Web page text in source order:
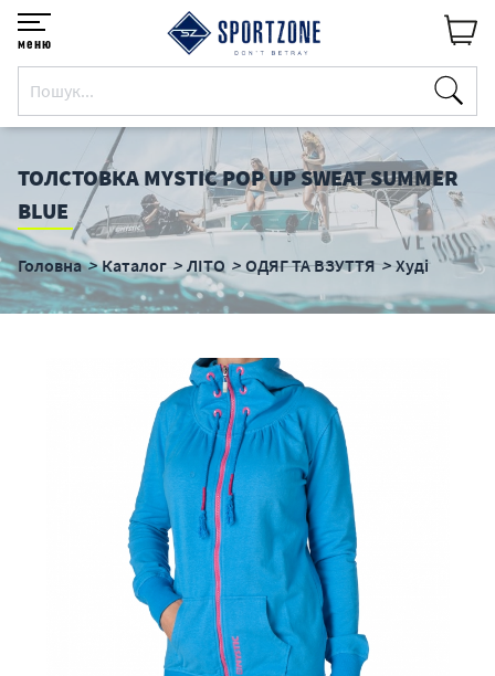
меню
ТОЛСТОВКА MYSTIC POP UP SWEAT SUMMER
BLUE
Головна Каталог ЛІТО ОДЯГ ТА ВЗУТТЯ Худі